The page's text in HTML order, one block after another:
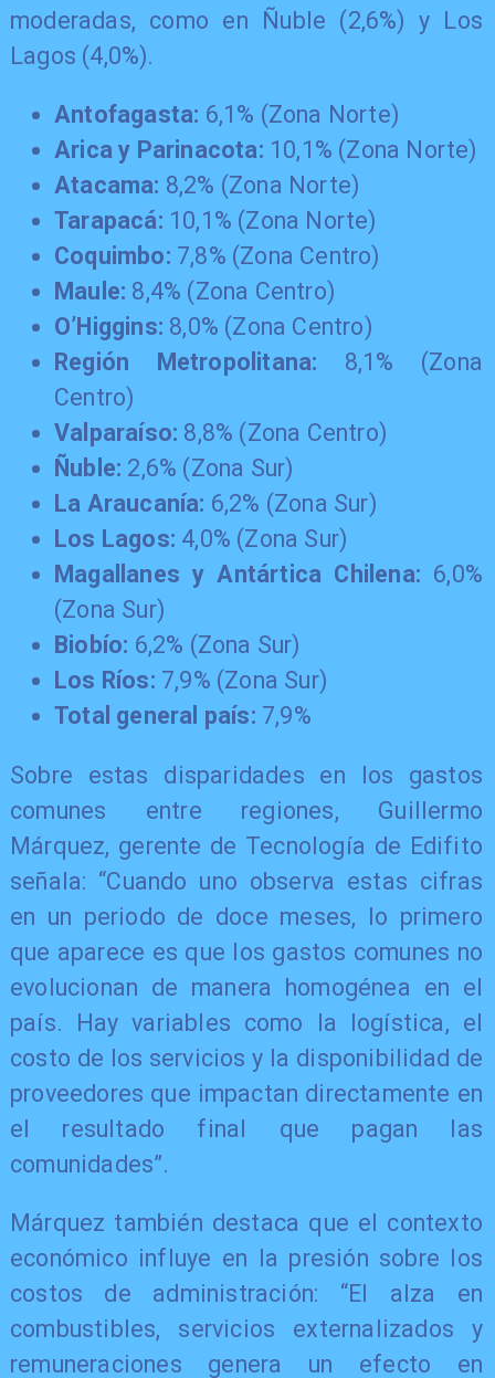
moderadas, como en Ñuble (2,6%) y Los
Lagos (4,0%).
Antofagasta: 6,1% (Zona Norte)
Arica y Parinacota: 10,1% (Zona Norte)
Atacama: 8,2% (Zona Norte)
Tarapacá: 10,1% (Zona Norte)
Coquimbo: 7,8% (Zona Centro)
Maule: 8,4% (Zona Centro)
O’Higgins: 8,0% (Zona Centro)
Región Metropolitana: 8,1% (Zona
Centro)
Valparaíso: 8,8% (Zona Centro)
Ñuble: 2,6% (Zona Sur)
La Araucanía: 6,2% (Zona Sur)
Los Lagos: 4,0% (Zona Sur)
Magallanes y Antártica Chilena: 6,0%
(Zona Sur)
Biobío: 6,2% (Zona Sur)
Los Ríos: 7,9% (Zona Sur)
Total general país: 7,9%
Sobre estas disparidades en los gastos
comunes entre regiones, Guillermo
Márquez, gerente de Tecnología de Edifito
señala: “Cuando uno observa estas cifras
en un periodo de doce meses, lo primero
que aparece es que los gastos comunes no
evolucionan de manera homogénea en el
país. Hay variables como la logística, el
costo de los servicios y la disponibilidad de
proveedores que impactan directamente en
el resultado final que pagan las
comunidades”.
Márquez también destaca que el contexto
económico influye en la presión sobre los
costos de administración: “El alza en
combustibles, servicios externalizados y
remuneraciones genera un efecto en